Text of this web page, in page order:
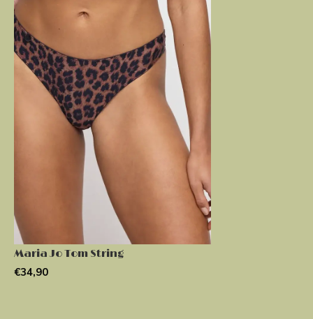
Maria Jo Tom String
€34,90